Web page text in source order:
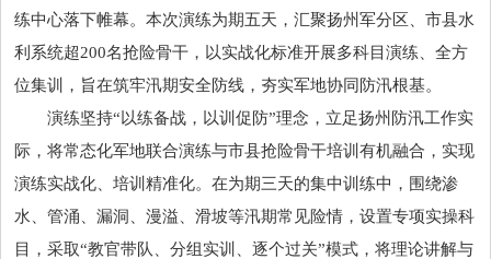
练中心落下帷幕。本次演练为期五天，汇聚扬州军分区、市县水
利系统超200名抢险骨干，以实战化标准开展多科目演练、全方
位集训，旨在筑牢汛期安全防线，夯实军地协同防汛根基。
演练坚持“以练备战，以训促防”理念，立足扬州防汛工作实
际，将常态化军地联合演练与市县抢险骨干培训有机融合，实现
演练实战化、培训精准化。在为期三天的集中训练中，围绕渗
水、管涌、漏洞、漫溢、滑坡等汛期常见险情，设置专项实操科
目，采取“教官带队、分组实训、逐个过关”模式，将理论讲解与